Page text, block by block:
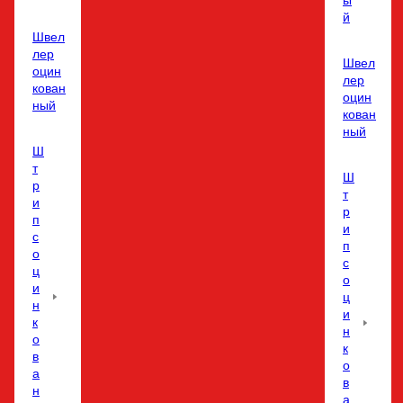
Швел
лер
оцин
кован
ный
Ш
т
р
и
п
с
о
ц
и
н
к
о
в
а
н
й
Швел
лер
оцин
кован
ный
Ш
т
р
и
п
с
о
ц
и
н
к
о
в
а